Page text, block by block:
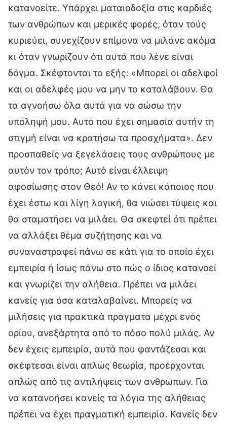
κατανοείτε. Υπάρχει ματαιοδοξία στις καρδιές
των ανθρώπων και μερικές φορές, όταν τούς
κυριεύει, συνεχίζουν επίμονα να μιλάνε ακόμα
κι όταν γνωρίζουν ότι αυτά που λένε είναι
δόγμα. Σκέφτονται το εξής: «Μπορεί οι αδελφοί
και οι αδελφές μου να μην το καταλάβουν. Θα
τα αγνοήσω όλα αυτά για να σώσω την
υπόληψή μου. Αυτό που έχει σημασία αυτήν τη
στιγμή είναι να κρατήσω τα προσχήματα». Δεν
προσπαθείς να ξεγελάσεις τους ανθρώπους με
αυτόν τον τρόπο; Αυτό είναι έλλειψη
αφοσίωσης στον Θεό! Αν το κάνει κάποιος που
έχει έστω και λίγη λογική, θα νιώσει τύψεις και
θα σταματήσει να μιλάει. Θα σκεφτεί ότι πρέπει
να αλλάξει θέμα συζήτησης και να
συναναστραφεί πάνω σε κάτι για το οποίο έχει
εμπειρία ή ίσως πάνω στο πώς ο ίδιος κατανοεί
και γνωρίζει την αλήθεια. Πρέπει να μιλάει
κανείς για όσα καταλαβαίνει. Μπορείς να
μιλήσεις για πρακτικά πράγματα μέχρι ενός
ορίου, ανεξάρτητα από το πόσο πολύ μιλάς. Αν
δεν έχεις εμπειρία, αυτά που φαντάζεσαι και
σκέφτεσαι είναι απλώς θεωρία, προέρχονται
απλώς από τις αντιλήψεις των ανθρώπων. Για
να κατανοήσει κανείς τα λόγια της αλήθειας
πρέπει να έχει πραγματική εμπειρία. Κανείς δεν